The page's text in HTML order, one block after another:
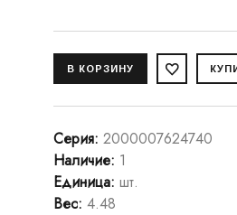
Серия: 2000007624740
Наличие: 1
Единица: шт.
Вес: 4.48